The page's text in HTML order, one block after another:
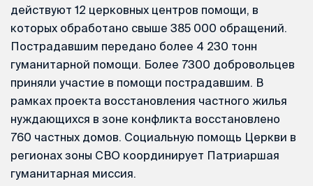
действуют 12 церковных центров помощи, в
которых обработано свыше 385 000 обращений.
Пострадавшим передано более 4 230 тонн
гуманитарной помощи. Более 7300 добровольцев
приняли участие в помощи пострадавшим. В
рамках проекта восстановления частного жилья
нуждающихся в зоне конфликта восстановлено
760 частных домов. Социальную помощь Церкви в
регионах зоны СВО координирует Патриаршая
гуманитарная миссия.